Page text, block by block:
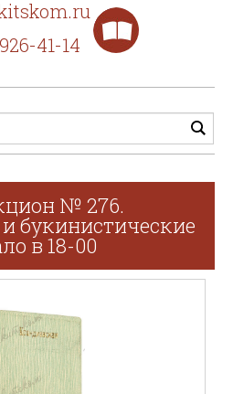
41-14
№ 276.
букинистические
в 18-00